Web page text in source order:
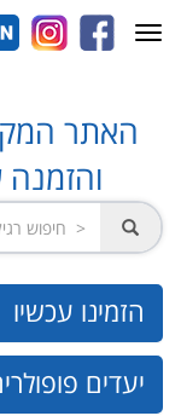
האתר
והזמנה
הזמינו עכשיו
יעדים
Toggle
navigation